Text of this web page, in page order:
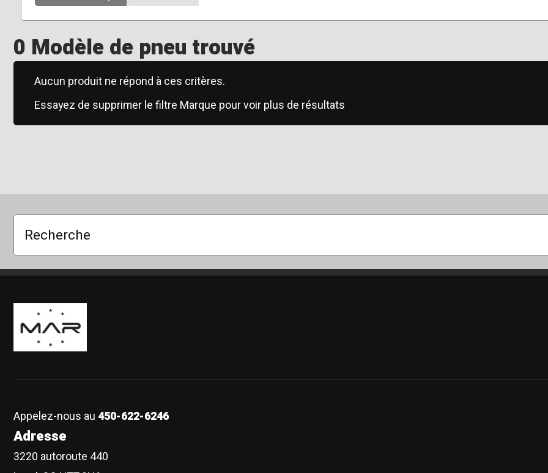
0 Modèle de pneu trouvé
Aucun produit ne répond à ces critères.
Essayez de supprimer le filtre Marque pour voir plus de résultats
Recherche
Boutique Mags à Rabais
Appelez-nous au 450-622-6246
Adresse
3220 autoroute 440